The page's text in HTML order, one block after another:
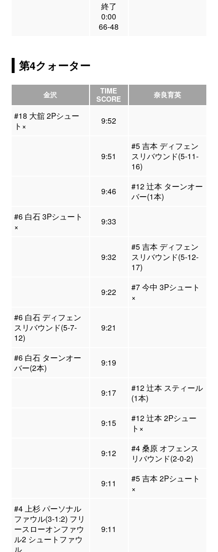
終了
0:00
66-48
第4クォーター
金沢
TIME
SCORE
奈良育英
#18 大舘 2Pシュー
ト×
9:52
9:51
#5 吉本 ディフェン
スリバウンド(5-11-
16)
9:46
#12 辻本 ターンオー
バー(1本)
#6 白石 3Pシュート
×
9:33
9:32
#5 吉本 ディフェン
スリバウンド(5-12-
17)
9:22
#7 今中 3Pシュート
×
#6 白石 ディフェン
スリバウンド(5-7-
12)
9:21
#6 白石 ターンオー
バー(2本)
9:19
9:17
#12 辻本 スティール
(1本)
9:15
#12 辻本 2Pシュー
ト×
9:12
#4 桑原 オフェンス
リバウンド(2-0-2)
9:11
#5 吉本 2Pシュート
×
#4 上杉 パーソナル
ファウル(3-1:2) フリ
ースローオンファウ
ル2 シュートファウ
ル
9:11